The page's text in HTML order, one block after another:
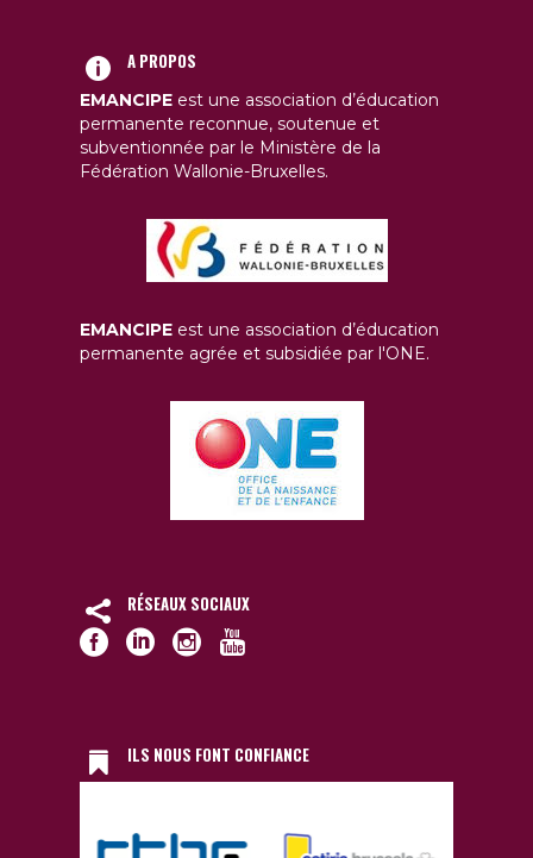
A PROPOS
EMANCIPE est une association d’éducation
permanente reconnue, soutenue et
subventionnée par le Ministère de la
Fédération Wallonie-Bruxelles.
EMANCIPE est une association d’éducation
permanente agrée et subsidiée par l'ONE.
RÉSEAUX SOCIAUX
ILS NOUS FONT CONFIANCE